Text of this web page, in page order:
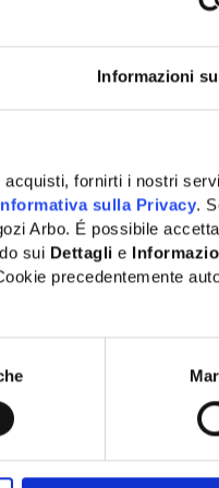
Informazioni
fornirti i nostri
sulla Privacy.
Arbo. É possibile
sui Dettagli e
precedentemente